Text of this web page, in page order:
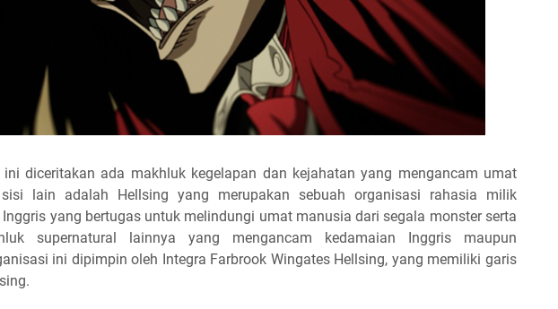
diceritakan ada makhluk kegelapan dan kejahatan yang mengancam umat
lain adalah Hellsing yang merupakan sebuah organisasi rahasia milik
yang bertugas untuk melindungi umat manusia dari segala monster serta
supernatural lainnya yang mengancam kedamaian Inggris maupun
ini dipimpin oleh Integra Farbrook Wingates Hellsing, yang memiliki garis